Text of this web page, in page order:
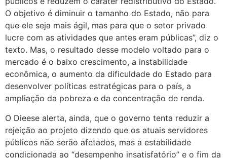
O objetivo é diminuir o tamanho do Estado, não para
que ele seja mais ágil, mas para que o setor privado
lucre com as atividades que antes eram públicas”, diz o
texto. Mas, o resultado desse modelo voltado para o
mercado é o baixo crescimento, a instabilidade
econômica, o aumento da dificuldade do Estado para
desenvolver políticas estratégicas para o país, a
ampliação da pobreza e da concentração de renda.
O Dieese alerta, ainda, que o governo tenta reduzir a
rejeição ao projeto dizendo que os atuais servidores
públicos não serão afetados, mas a estabilidade
condicionada ao “desempenho insatisfatório” e o fim da